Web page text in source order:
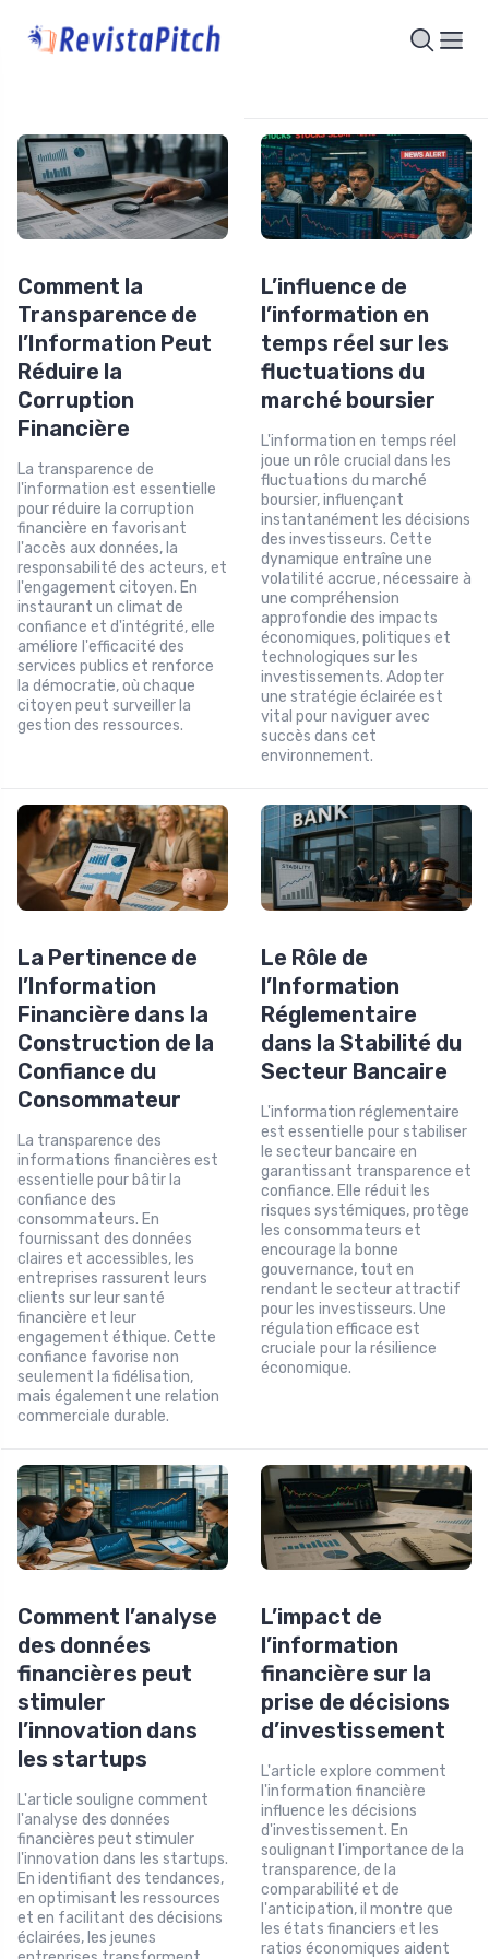
Comment la
Transparence de
l’Information Peut
Réduire la
Corruption
Financière
La transparence de
l'information est essentielle
pour réduire la corruption
financière en favorisant
l'accès aux données, la
responsabilité des acteurs, et
l'engagement citoyen. En
instaurant un climat de
confiance et d'intégrité, elle
améliore l'efficacité des
services publics et renforce
la démocratie, où chaque
citoyen peut surveiller la
gestion des ressources.
L’influence de
l’information en
temps réel sur les
fluctuations du
marché boursier
L'information en temps réel
joue un rôle crucial dans les
fluctuations du marché
boursier, influençant
instantanément les décisions
des investisseurs. Cette
dynamique entraîne une
volatilité accrue, nécessaire à
une compréhension
approfondie des impacts
économiques, politiques et
technologiques sur les
investissements. Adopter
une stratégie éclairée est
vital pour naviguer avec
succès dans cet
environnement.
La Pertinence de
l’Information
Financière dans la
Construction de la
Confiance du
Consommateur
La transparence des
informations financières est
essentielle pour bâtir la
confiance des
consommateurs. En
fournissant des données
claires et accessibles, les
entreprises rassurent leurs
clients sur leur santé
financière et leur
engagement éthique. Cette
confiance favorise non
seulement la fidélisation,
mais également une relation
commerciale durable.
Le Rôle de
l’Information
Réglementaire
dans la Stabilité du
Secteur Bancaire
L'information réglementaire
est essentielle pour stabiliser
le secteur bancaire en
garantissant transparence et
confiance. Elle réduit les
risques systémiques, protège
les consommateurs et
encourage la bonne
gouvernance, tout en
rendant le secteur attractif
pour les investisseurs. Une
régulation efficace est
cruciale pour la résilience
économique.
Comment l’analyse
des données
financières peut
stimuler
l’innovation dans
les startups
L'article souligne comment
l'analyse des données
financières peut stimuler
l'innovation dans les startups.
En identifiant des tendances,
en optimisant les ressources
et en facilitant des décisions
éclairées, les jeunes
L’impact de
l’information
financière sur la
prise de décisions
d’investissement
L'article explore comment
l'information financière
influence les décisions
d'investissement. En
soulignant l'importance de la
transparence, de la
comparabilité et de
l'anticipation, il montre que
les états financiers et les
ratios économiques aident